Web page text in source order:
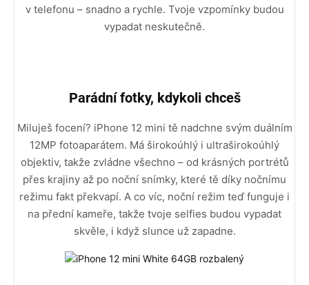
v telefonu – snadno a rychle. Tvoje vzpomínky budou
vypadat neskutečně.
Parádní fotky, kdykoli chceš
Miluješ focení? iPhone 12 mini tě nadchne svým duálním
12MP fotoaparátem. Má širokoúhlý i ultraširokoúhlý
objektiv, takže zvládne všechno – od krásných portrétů
přes krajiny až po noční snímky, které tě díky nočnímu
režimu fakt překvapí. A co víc, noční režim teď funguje i
na přední kameře, takže tvoje selfies budou vypadat
skvěle, i když slunce už zapadne.